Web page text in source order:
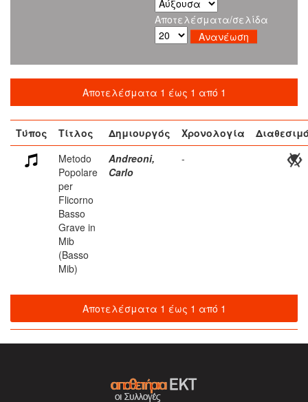
Αποτελέσματα/σελίδα
Αποτελέσματα 1 έως 1 από 1
Τύπος Τίτλος Δημιουργός Χρονολογία
Metodo
Popolare
per
Flicorno
Basso
Grave in
Mib
(Basso
Mib)
Andreoni,
Carlo
-
Αποτελέσματα 1 έως 1 από 1